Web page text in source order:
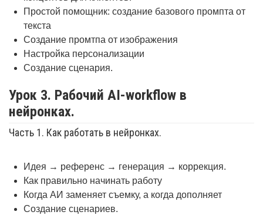
Простой помощник: создание базового промпта от
текста
Создание промтпа от изображения
Настройка персонализации
Создание сценария.
Урок 3. Рабочий AI-workflow в
нейронках.
Часть 1. Как работать в нейронках.
Идея → референс → генерация → коррекция.
Как правильно начинать работу
Когда АИ заменяет съемку, а когда дополняет
Создание сценариев.